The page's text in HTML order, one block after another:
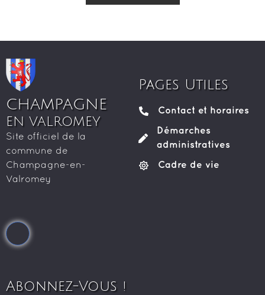
CHAMPAGNE
EN VALROMEY
Site officiel de la
commune de
Champagne-en-
Valromey
Pages Utiles
Contact et horaires
Démarches
administratives
Cadre de vie
Abonnez-Vous !